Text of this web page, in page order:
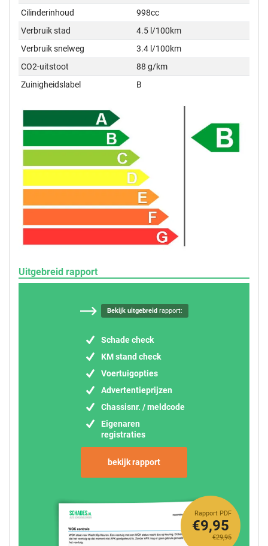
Cilinderinhoud
998cc
Verbruik stad
4.5 l/100km
Verbruik snelweg
3.4 l/100km
CO2-uitstoot
88 g/km
Zuinigheidslabel
B
Uitgebreid rapport
Bekijk uitgebreidrapport:
Schade check
KM stand check
Voertuigopties
Advertentieprijzen
Chassisnr. / meldcode
Eigenaren
registraties
bekijk rapport
Rapport PDF
€29,95
€9,95